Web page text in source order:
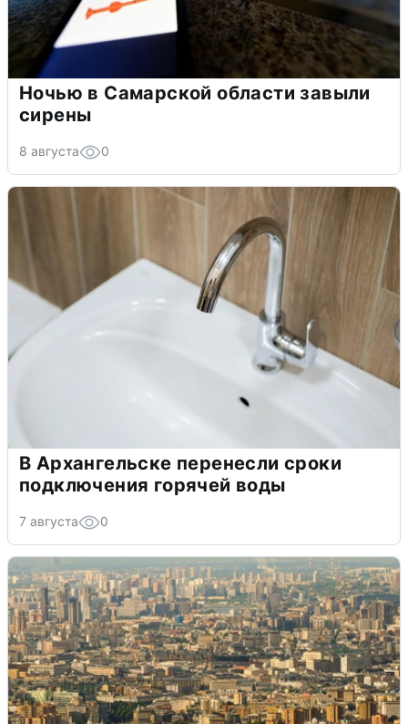
Ночью в Самарской области завыли
сирены
8 августа 0
В Архангельске перенесли сроки
подключения горячей воды
7 августа 0